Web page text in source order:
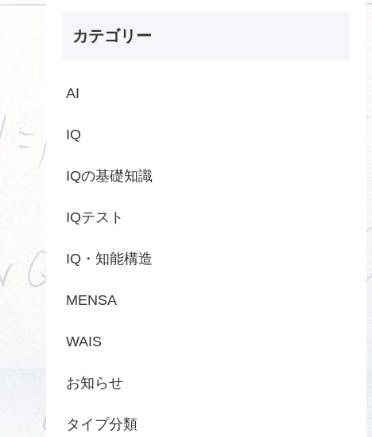
カテゴリー
AI
IQ
IQの基礎知識
IQテスト
IQ・知能構造
MENSA
WAIS
お知らせ
タイプ分類